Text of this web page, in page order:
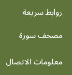
روابط سريعة
menu
مصحف سورة
معلومات الاتصال